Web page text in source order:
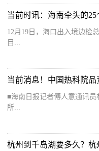
当前时讯：海南牵头的
12月19日，海口出入境边检
目...
■海南日报记者傅人意通讯
所...
杭州到千岛湖要多久？杭